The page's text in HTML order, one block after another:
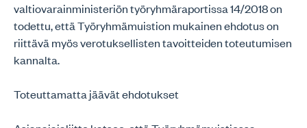
valtiovarainministeriön työryhmäraportissa 14/2018 on
todettu, että Työryhmämuistion mukainen ehdotus on
riittävä myös verotuksellisten tavoitteiden toteutumisen
kannalta.
Toteuttamatta jäävät ehdotukset